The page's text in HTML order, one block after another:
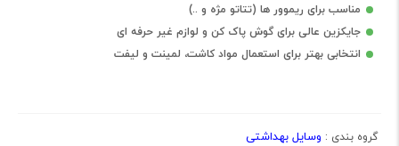
مناسب برای ریموور ها (تتاتو مژه و ..)
جایکزین عالی برای گوش پاک کن و لوازم غیر حرفه ای
انتخابی بهتر برای استعمال مواد کاشت، لمینت و لیفت
گروه بندی : وسایل بهداشتی